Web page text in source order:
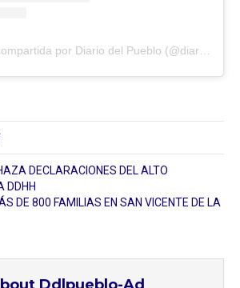
DECLARACIONES DEL ALTO
DDHH
DE 800 FAMILIAS EN SAN VICENTE DE LA
Ddlpueblo-Ad